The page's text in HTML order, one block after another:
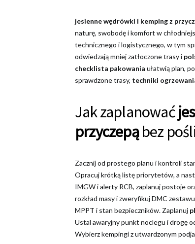
jesienne wędrówki i kemping z
naturę, swobodę i komfort w
technicznego i logistycznego, w tym
odwiedzają mniej zatłoczone trasy i
checklista pakowania ułatwią plan,
sprawdzone trasy, techniki
Jak zaplanować
przyczepąbez
Zacznij od prostego planu i kontroli
Opracuj krótką listę priorytetów, a
IMGW i alerty RCB, zaplanuj postoje
rozkład masy i zweryfikuj DMC
MPPT i stan bezpieczników. Zaplanuj
Ustal awaryjny punkt noclegu i drogę
Wybierz kempingi z utwardzonym